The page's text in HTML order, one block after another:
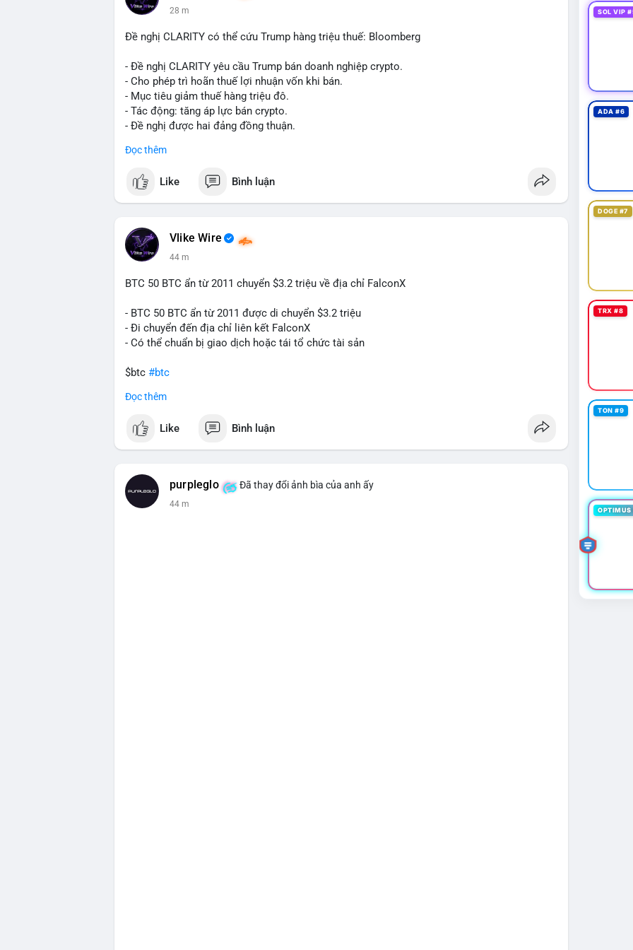
phiên giao dịch Âu-Mỹ. Tâm lý thị trường có thể dao động nhẹ khi nhà đầu tư nhỏ lẻ theo dõi
trong 2-4 giờ tới. Nếu dòng tiền vào sàn, cân nhắc giảm đòn bẩy hoặc chốt lời một phần để
phòng thủ. Nếu vào ví lạnh, có thể duy trì chiến lược nắm giữ hiện tại mà không cần hoảng
loạn.
#160btc #vilanh #thanhkhoansan #aplucban
28 m
Đề nghị CLARITY có thể cứu Trump hàng triệu thuế: Bloomberg
- Đề nghị CLARITY yêu cầu Trump bán doanh nghiệp crypto.
- Cho phép trì hoãn thuế lợi nhuận vốn khi bán.
- Mục tiêu giảm thuế hàng triệu đô.
- Tác động: tăng áp lực bán crypto.
- Đề nghị được hai đảng đồng thuận.
#vlikevn #titanbot
📰 Nguồn: Cointelegraph
Đọc thêm
Like Bình luận
Vlike Wire
44 m
BTC 50 BTC ẩn từ 2011 chuyển $3.2 triệu về địa chỉ FalconX
- BTC 50 BTC ẩn từ 2011 được di chuyển $3.2 triệu
- Đi chuyển đến địa chỉ liên kết FalconX
- Có thể chuẩn bị giao dịch hoặc tái tổ chức tài sản
$btc #btc
#vlikevn
📰 Nguồn: CoinDesk
Đọc thêm
Like Bình luận
purpleglo Đã thay đổi ảnh bìa của anh ấy
44 m
SOL VIP
ADA #6
DOGE #7
TRX #8
TON #9
OPTIMUS